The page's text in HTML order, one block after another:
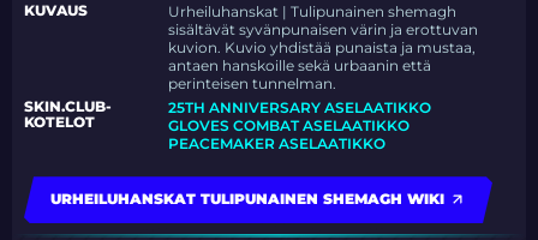
KUVAUS
Urheiluhanskat | Tulipunainen shemagh
sisältävät syvänpunaisen värin ja erottuvan
kuvion. Kuvio yhdistää punaista ja mustaa,
antaen hanskoille sekä urbaanin että
perinteisen tunnelman.
SKIN.CLUB-
KOTELOT
25TH ANNIVERSARY ASELAATIKKO
GLOVES COMBAT ASELAATIKKO
PEACEMAKER ASELAATIKKO
URHEILUHANSKAT TULIPUNAINEN SHEMAGH WIKI